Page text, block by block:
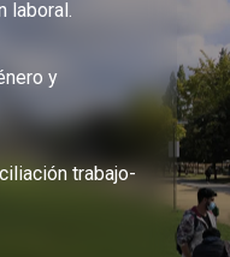
laboral.
y
trabajo-